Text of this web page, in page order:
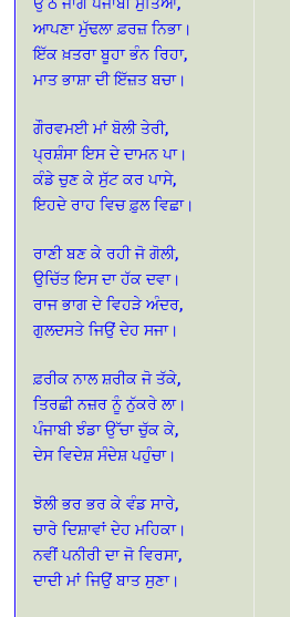
ਆਪਣਾ ਮੁੱਢਲਾ ਫ਼ਰਜ਼ ਨਿਭਾ।
ਇੱਕ ਖ਼ਤਰਾ ਬੂਹਾ ਭੰਨ ਰਿਹਾ,
ਮਾਤ ਭਾਸ਼ਾ ਦੀ ਇੱਜ਼ਤ ਬਚਾ।
ਗੌਰਵਮਈ ਮਾਂ ਬੋਲੀ ਤੇਰੀ,
ਪ੍ਰਸ਼ੰਸਾ ਇਸ ਦੇ ਦਾਮਨ ਪਾ।
ਕੰਡੇ ਚੁਣ ਕੇ ਸੁੱਟ ਕਰ ਪਾਸੇ,
ਇਹਦੇ ਰਾਹ ਵਿਚ ਫ਼ੁਲ ਵਿਛਾ।
ਰਾਣੀ ਬਣ ਕੇ ਰਹੀ ਜੋ ਗੋਲੀ,
ਉਚਿੱਤ ਇਸ ਦਾ ਹੱਕ ਦਵਾ।
ਰਾਜ ਭਾਗ ਦੇ ਵਿਹੜੇ ਅੰਦਰ,
ਗੁਲਦਸਤੇ ਜਿਉਂ ਦੇਹ ਸਜਾ।
ਫ਼ਰੀਕ ਨਾਲ ਸ਼ਰੀਕ ਜੋ ਤੱਕੇ,
ਤਿਰਛੀ ਨਜ਼ਰ ਨੂੰ ਨੁੱਕਰੇ ਲਾ।
ਪੰਜਾਬੀ ਝੰਡਾ ਉੱਚਾ ਚੁੱਕ ਕੇ,
ਦੇਸ ਵਿਦੇਸ਼ ਸੰਦੇਸ਼ ਪਹੁੰਚਾ।
ਝੋਲੀ ਭਰ ਭਰ ਕੇ ਵੰਡ ਸਾਰੇ,
ਚਾਰੇ ਦਿਸ਼ਾਵਾਂ ਦੇਹ ਮਹਿਕਾ।
ਨਵੀਂ ਪਨੀਰੀ ਦਾ ਜੋ ਵਿਰਸਾ,
ਦਾਦੀ ਮਾਂ ਜਿਉਂ ਬਾਤ ਸੁਣਾ।